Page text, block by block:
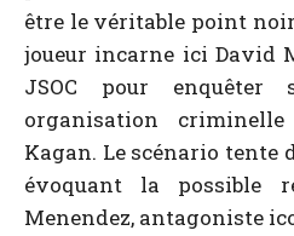
être le véritable point
joueur incarne ici David
JSOC pour
organisation
Kagan. Le scénario tente
évoquant la possible
Menendez, antagoniste